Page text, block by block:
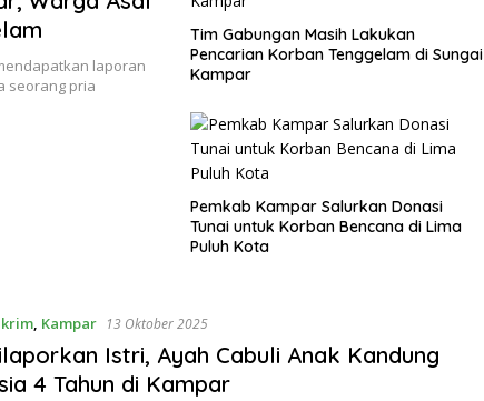
laporan
seorang pria
Tim Gabungan Masih Lakukan
Pencarian Korban Tenggelam di Sungai
Kampar
Pemkab Kampar Salurkan Donasi
Tunai untuk Korban Bencana di Lima
Puluh Kota
, Kampar 13 Oktober 2025
Istri, Ayah Cabuli Anak Kandung
4 Tahun di Kampar